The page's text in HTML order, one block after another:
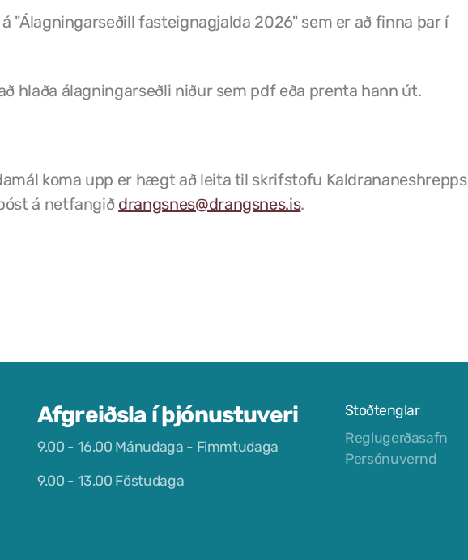
"Álagningarseðill fasteignagjalda 2026" sem er að finna þar í
hlaða álagningarseðli niður sem pdf eða prenta hann út.
koma upp er hægt að leita til skrifstofu Kaldrananeshrepps
á netfangið drangsnes@drangsnes.is.
Afgreiðsla í þjónustuveri
9.00 - 16.00 Mánudaga - Fimmtudaga
9.00 - 13.00 Föstudaga
Stoðtenglar
Reglugerðasafn
Persónuvernd